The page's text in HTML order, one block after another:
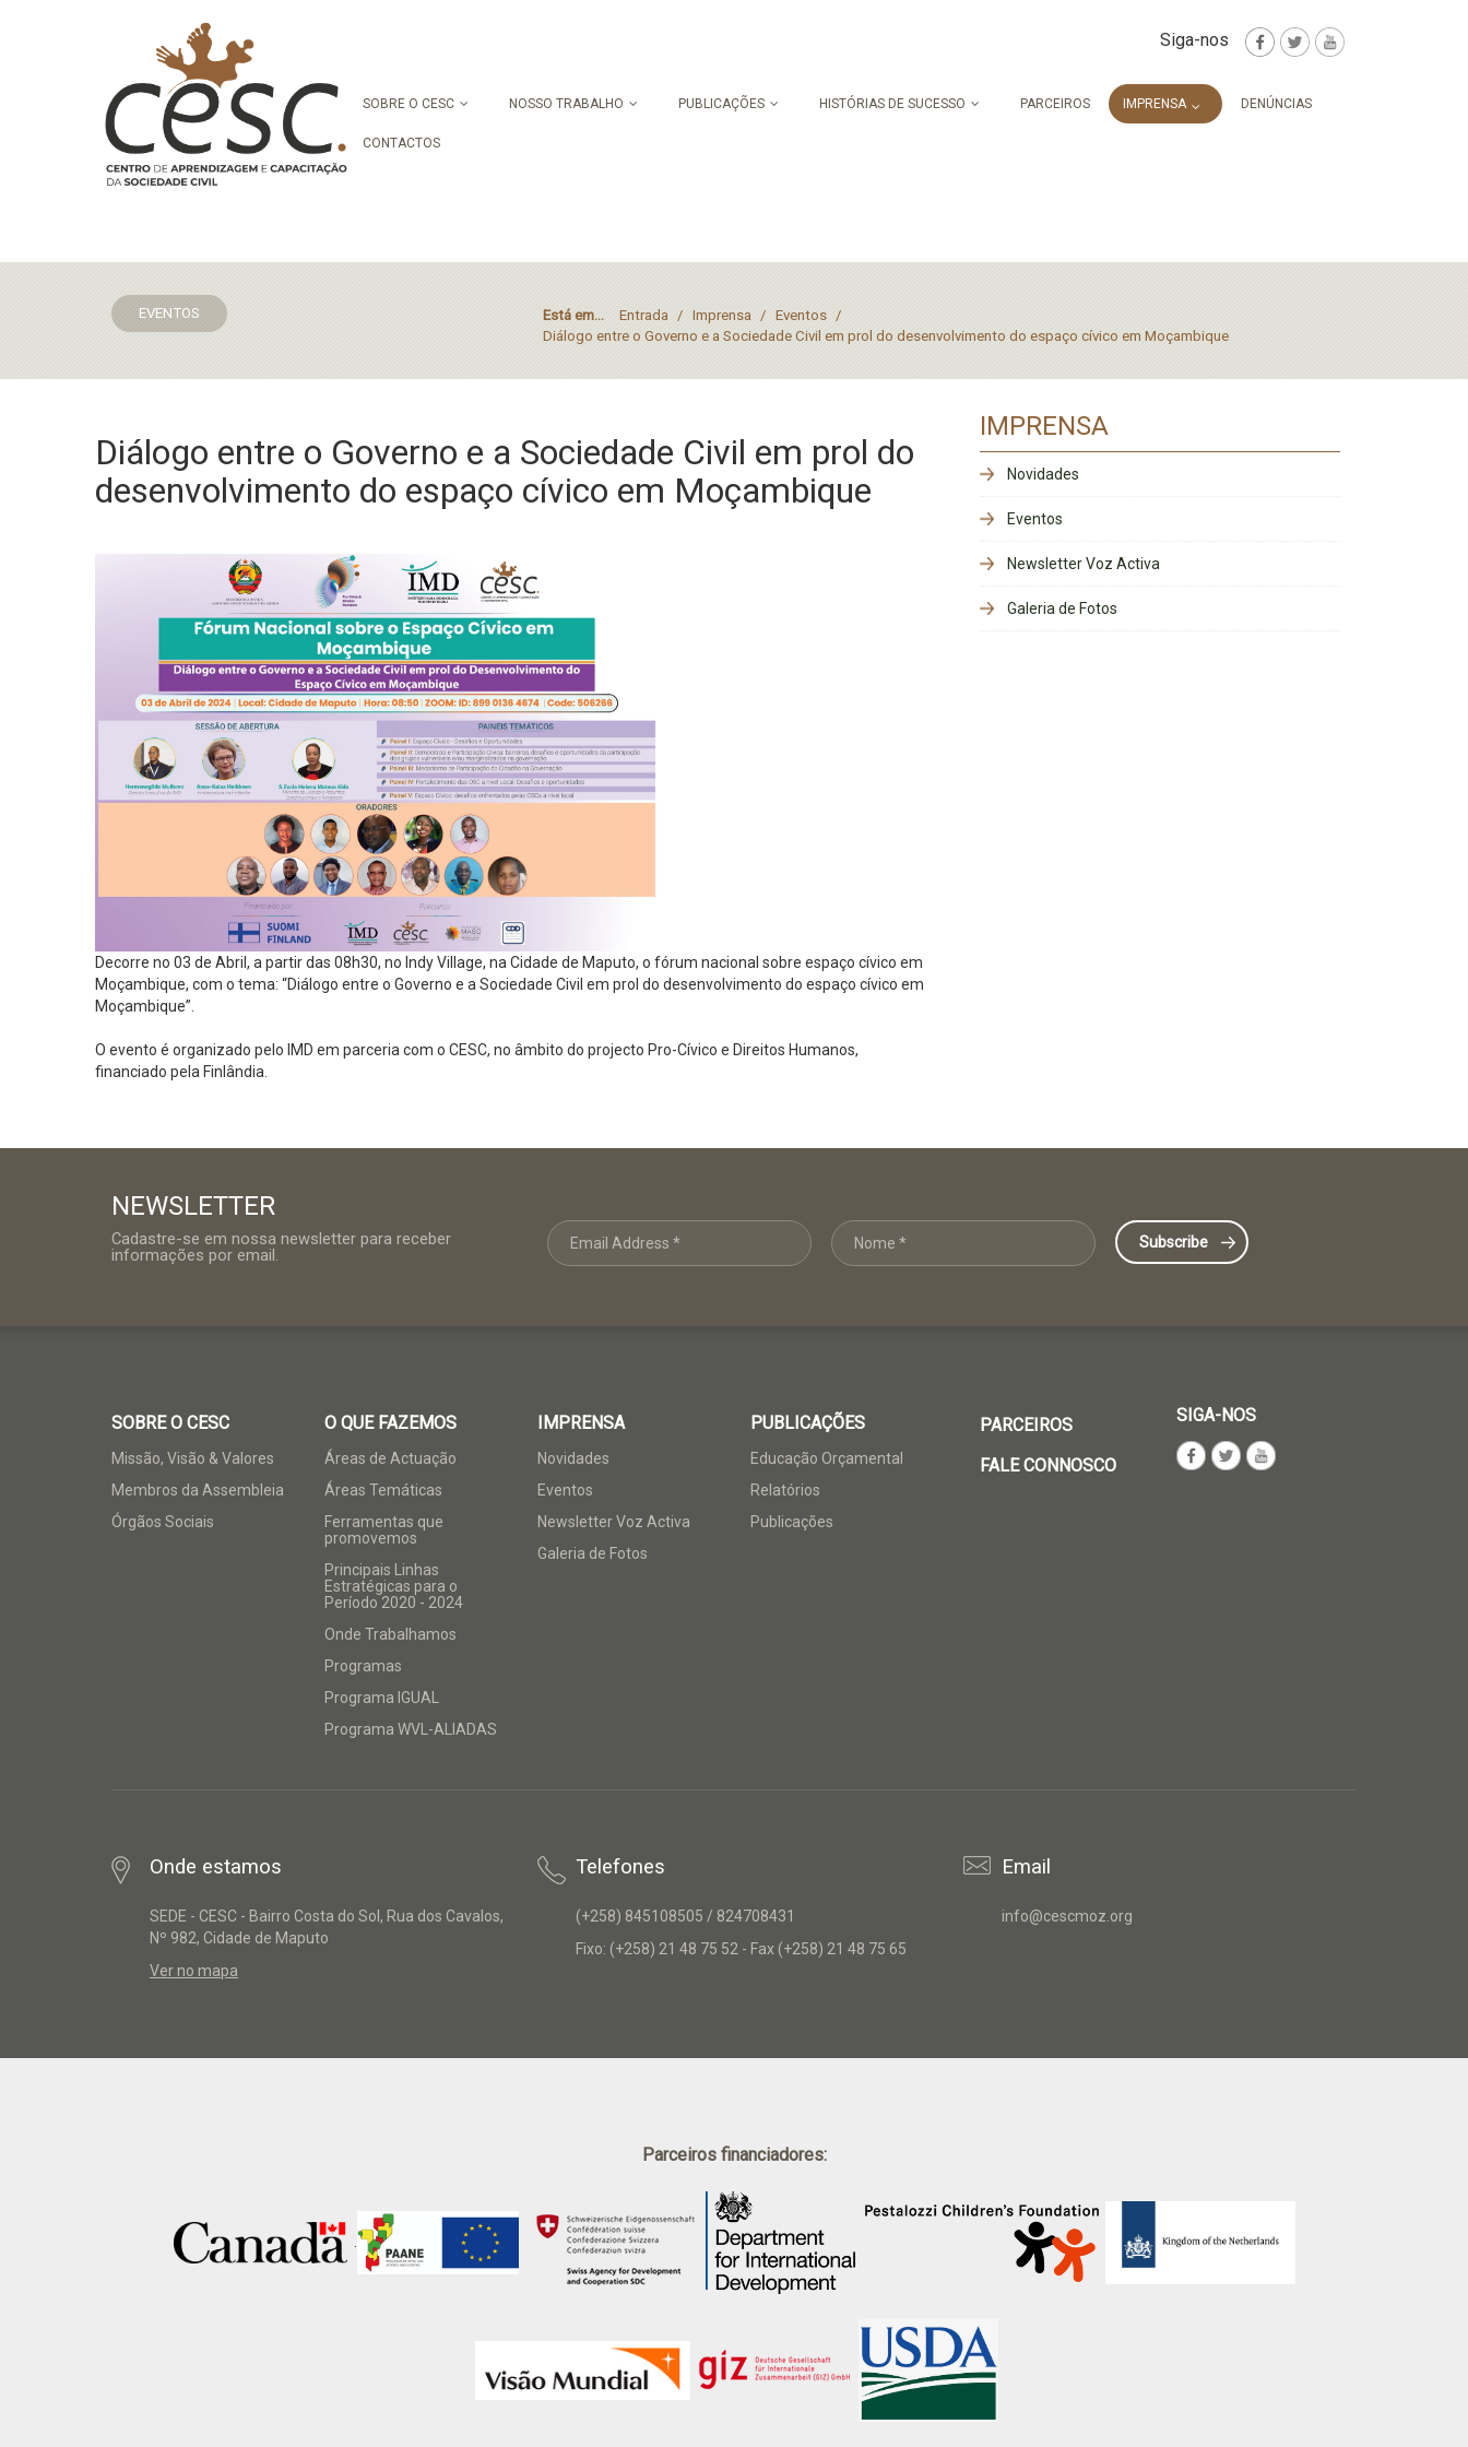
Siga-nos
SOBRE O CESC NOSSO TRABALHO PUBLICAÇÕES HISTÓRIAS DE SUCESSO PARCEIROS IMPRENSA DENÚNCIAS
CONTACTOS
EVENTOS Está em... Entrada / Imprensa / Eventos /
Diálogo entre o Governo e a Sociedade Civil em prol do desenvolvimento do espaço cívico em Moçambique
Diálogo entre o Governo e a Sociedade Civil em prol do
desenvolvimento do espaço cívico em Moçambique
Decorre no 03 de Abril, a partir das 08h30, no Indy Village, na Cidade de Maputo, o fórum nacional sobre espaço cívico em
Moçambique, com o tema: “Diálogo entre o Governo e a Sociedade Civil em prol do desenvolvimento do espaço cívico em
Moçambique”.
O evento é organizado pelo IMD em parceria com o CESC, no âmbito do projecto Pro-Cívico e Direitos Humanos,
financiado pela Finlândia.
IMPRENSA
Novidades
Eventos
Newsletter Voz Activa
Galeria de Fotos
NEWSLETTER
Cadastre-se em nossa newsletter para receber
informações por email.
SOBRE O CESC
Missão, Visão & Valores
Membros da Assembleia
Órgãos Sociais
O QUE FAZEMOS
Áreas de Actuação
Áreas Temáticas
Ferramentas que
promovemos
Principais Linhas
Estratégicas para o
Período 2020 - 2024
Onde Trabalhamos
Programas
Programa IGUAL
Programa WVL-ALIADAS
IMPRENSA
Novidades
Eventos
Newsletter Voz Activa
Galeria de Fotos
PUBLICAÇÕES
Educação Orçamental
Relatórios
Publicações
PARCEIROS
FALE CONNOSCO
SIGA-NOS
Onde estamos
SEDE - CESC - Bairro Costa do Sol, Rua dos Cavalos,
Nº 982, Cidade de Maputo
Ver no mapa
Telefones
(+258) 845108505 / 824708431
Fixo: (+258) 21 48 75 52 - Fax (+258) 21 48 75 65
Email
info@cescmoz.org
Parceiros financiadores: